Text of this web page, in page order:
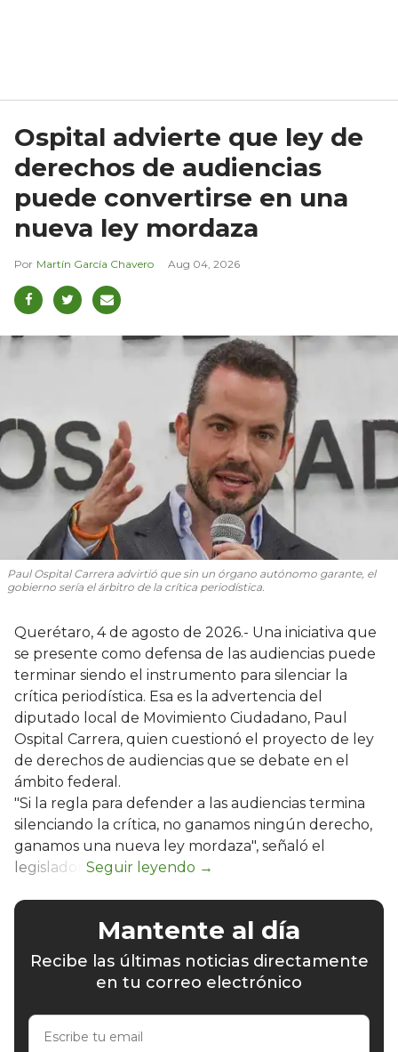
Ospital advierte que ley de
derechos de audiencias
puede convertirse en una
nueva ley mordaza
Martín García Chavero Aug 04, 2026
Paul Ospital Carrera advirtió que sin un órgano autónomo garante, el
gobierno sería el árbitro de la crítica periodística.
Querétaro, 4 de agosto de 2026.- Una iniciativa que
se presente como defensa de las audiencias puede
terminar siendo el instrumento para silenciar la
crítica periodística. Esa es la advertencia del
diputado local de Movimiento Ciudadano, Paul
Ospital Carrera, quien cuestionó el proyecto de ley
de derechos de audiencias que se debate en el
ámbito federal.
"Si la regla para defender a las audiencias termina
silenciando la crítica, no ganamos ningún derecho,
ganamos una nueva ley mordaza", señaló el
legislador.
Mantente al día
Recibe las últimas noticias directamente
en tu correo electrónico
Escribe